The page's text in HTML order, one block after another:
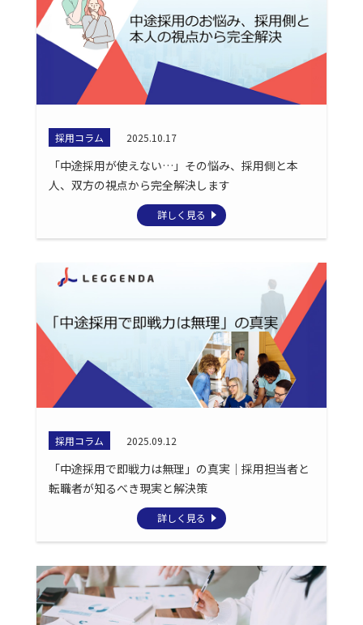
採用コラム 2025.10.17
「中途採用が使えない…」その悩み、採用側と本
人、双方の視点から完全解決します
詳しく見る
採用コラム 2025.09.12
「中途採用で即戦力は無理」の真実｜採用担当者と
転職者が知るべき現実と解決策
詳しく見る